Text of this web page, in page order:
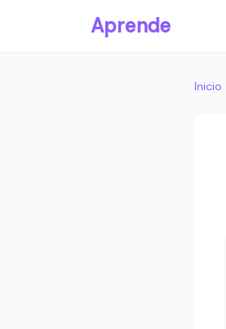
Aprende
Inicio